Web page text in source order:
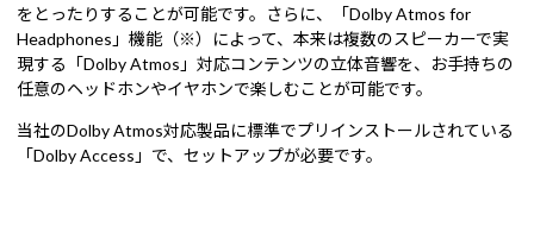
をとったりすることが可能です。さらに、「Dolby Atmos for
Headphones」機能（※）によって、本来は複数のスピーカーで実
現する「Dolby Atmos」対応コンテンツの立体音響を、お手持ちの
任意のヘッドホンやイヤホンで楽しむことが可能です。
当社のDolby Atmos対応製品に標準でプリインストールされている
「Dolby Access」で、セットアップが必要です。